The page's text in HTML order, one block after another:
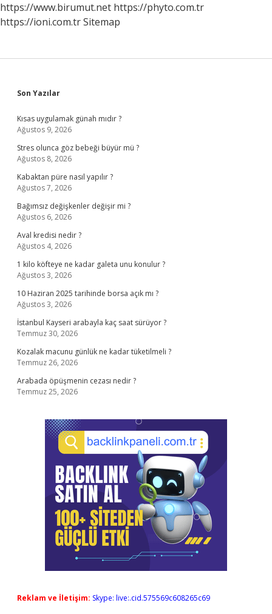
https://www.birumut.net https://phyto.com.tr
https://ioni.com.trSitemap
Sidebar
Son Yazılar
Kısas uygulamak günah mıdır ?
Ağustos 9, 2026
Stres olunca göz bebeği büyür mü ?
Ağustos 8, 2026
Kabaktan püre nasıl yapılır ?
Ağustos 7, 2026
Bağımsız değişkenler değişir mi ?
Ağustos 6, 2026
Aval kredisi nedir ?
Ağustos 4, 2026
1 kilo köfteye ne kadar galeta unu konulur ?
Ağustos 3, 2026
10 Haziran 2025 tarihinde borsa açık mı ?
Ağustos 3, 2026
İstanbul Kayseri arabayla kaç saat sürüyor ?
Temmuz 30, 2026
Kozalak macunu günlük ne kadar tüketilmeli ?
Temmuz 26, 2026
Arabada öpüşmenin cezası nedir ?
Temmuz 25, 2026
Reklam ve İletişim: Skype: live:.cid.575569c608265c69